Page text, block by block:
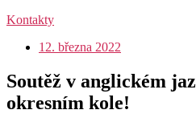
Kontakty
12. března 2022
Soutěž v anglickém
okresním kole!